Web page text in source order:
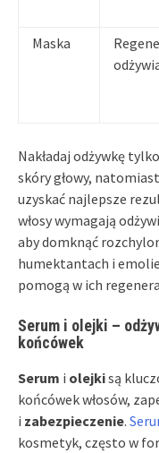
Maska
Nakładaj odżywkę
skóry głowy,
uzyskać najlepsze
włosy wymagają
aby domknąć
humektantach i
pomogą w ich
Serum i olejki –
końcówek
Serum i olejkisą
końcówek włosów,
i zabezpieczenie.
kosmetyk, często w